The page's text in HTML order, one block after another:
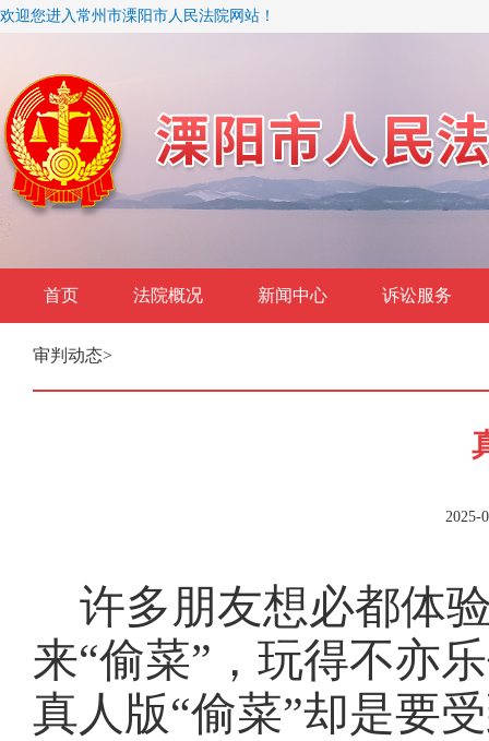
欢迎您进入常州市溧阳市人民法院网站！
首页 法院概况 新闻中心 诉讼服务
审判动态>
2025-
许多朋友想必都体
来“偷菜”，玩得不亦
真人版“偷菜”却是要